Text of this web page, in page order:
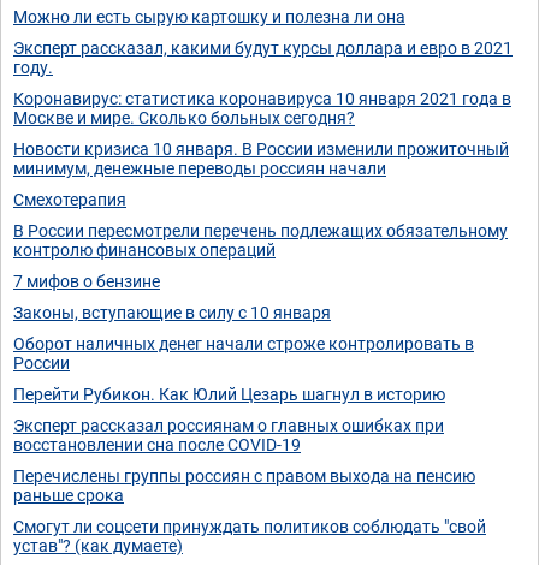
Можно ли есть сырую картошку и полезна ли она
Эксперт рассказал, какими будут курсы доллара и евро в 2021
году.
Коронавирус: статистика коронавируса 10 января 2021 года в
Москве и мире. Сколько больных сегодня?
Новости кризиса 10 января. В России изменили прожиточный
минимум, денежные переводы россиян начали
Смехотерапия
В России пересмотрели перечень подлежащих обязательному
контролю финансовых операций
7 мифов о бензине
Законы, вступающие в силу с 10 января
Оборот наличных денег начали строже контролировать в
России
Перейти Рубикон. Как Юлий Цезарь шагнул в историю
Эксперт рассказал россиянам о главных ошибках при
восстановлении сна после COVID-19
Перечислены группы россиян с правом выхода на пенсию
раньше срока
Смогут ли соцсети принуждать политиков соблюдать "свой
устав"? (как думаете)